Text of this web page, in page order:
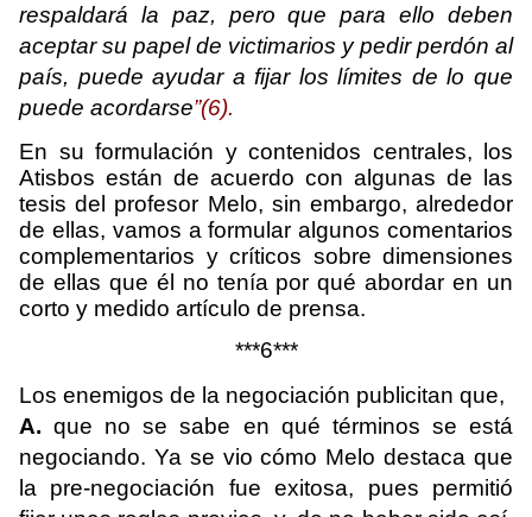
respaldará la paz, pero que para ello deben
aceptar su papel de victimarios y pedir perdón al
país, puede ayudar a fijar los límites de lo que
puede acordarse”(6).
En su formulación y contenidos centrales, los
Atisbos están de acuerdo con algunas de las
tesis del profesor Melo, sin embargo, alrededor
de ellas, vamos a formular algunos comentarios
complementarios y críticos sobre dimensiones
de ellas que él no tenía por qué abordar en un
corto y medido artículo de prensa.
***6***
Los enemigos de la negociación publicitan que,
A. que no se sabe en qué términos se está
negociando. Ya se vio cómo Melo destaca que
la pre-negociación fue exitosa, pues permitió